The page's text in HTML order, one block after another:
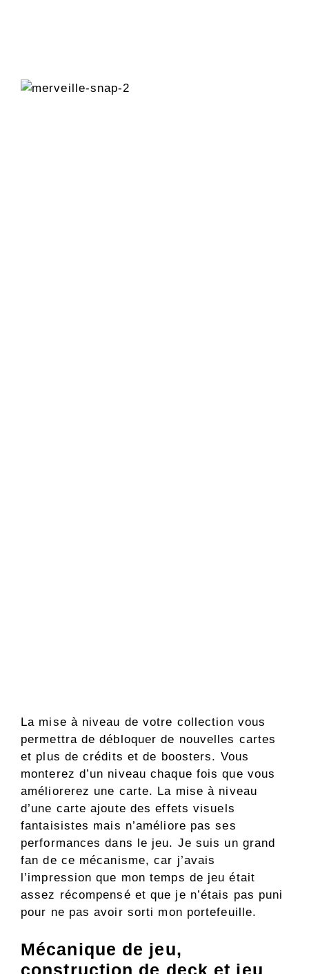
La mise à niveau de votre collection vous
permettra de débloquer de nouvelles cartes
et plus de crédits et de boosters. Vous
monterez d’un niveau chaque fois que vous
améliorerez une carte. La mise à niveau
d’une carte ajoute des effets visuels
fantaisistes mais n’améliore pas ses
performances dans le jeu. Je suis un grand
fan de ce mécanisme, car j’avais
l’impression que mon temps de jeu était
assez récompensé et que je n’étais pas puni
pour ne pas avoir sorti mon portefeuille.
Mécanique de jeu,
construction de deck et jeu